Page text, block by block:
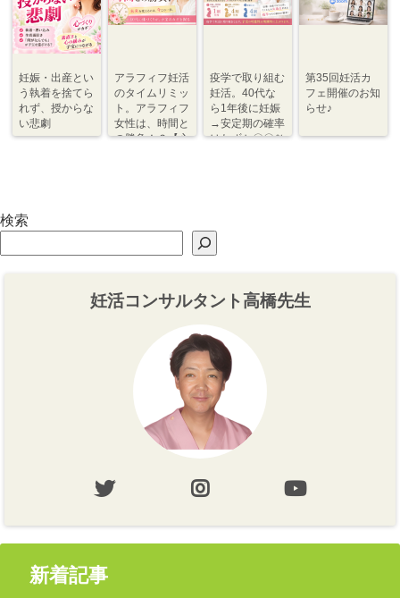
妊娠・出産とい
う執着を捨てら
れず、授からな
い悲劇
アラフィフ妊活
のタイムリミッ
ト。アラフィフ
女性は、時間と
の勝負！？【心
疫学で取り組む
妊活。40代な
ら1年後に妊娠
→安定期の確率
はわずか〇〇％
第35回妊活カ
フェ開催のお知
らせ♪
検索
妊活コンサルタント高橋先生
新着記事